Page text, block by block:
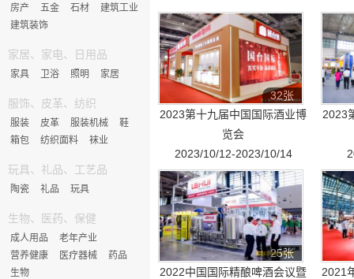
房产 五金 石材
建筑工业
建筑装饰
家居、家电、日用品
家具 卫浴 照明 家居
服饰、皮革、纺织
服装 皮革 服装机械
鞋
箱包
纺织面料 袜业
玩具、礼品、工艺品
陶瓷 礼品 玩具
生物、医药、保健
成人用品
老年产业
营养健康
医疗器械
药品
生物
32张
2023第十九届中国国际酒业博
览会
2023/10/12-2023/10/14
2023
25张
2022中国国际精酿啤酒会议暨
2021